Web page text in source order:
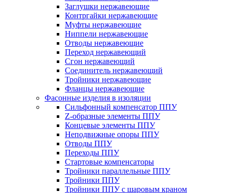
Заглушки нержавеющие
Контргайки нержавеющие
Муфты нержавеющие
Ниппели нержавеющие
Отводы нержавеющие
Переход нержавеющий
Сгон нержавеющий
Соединитель нержавеющий
Тройники нержавеющие
Фланцы нержавеющие
Фасонные изделия в изоляции
Cильфонный компенсатор ППУ
Z-образные элементы ППУ
Концевые элементы ППУ
Неподвижные опоры ППУ
Отводы ППУ
Переходы ППУ
Стартовые компенсаторы
Тройники параллельные ППУ
Тройники ППУ
Тройники ППУ с шаровым краном